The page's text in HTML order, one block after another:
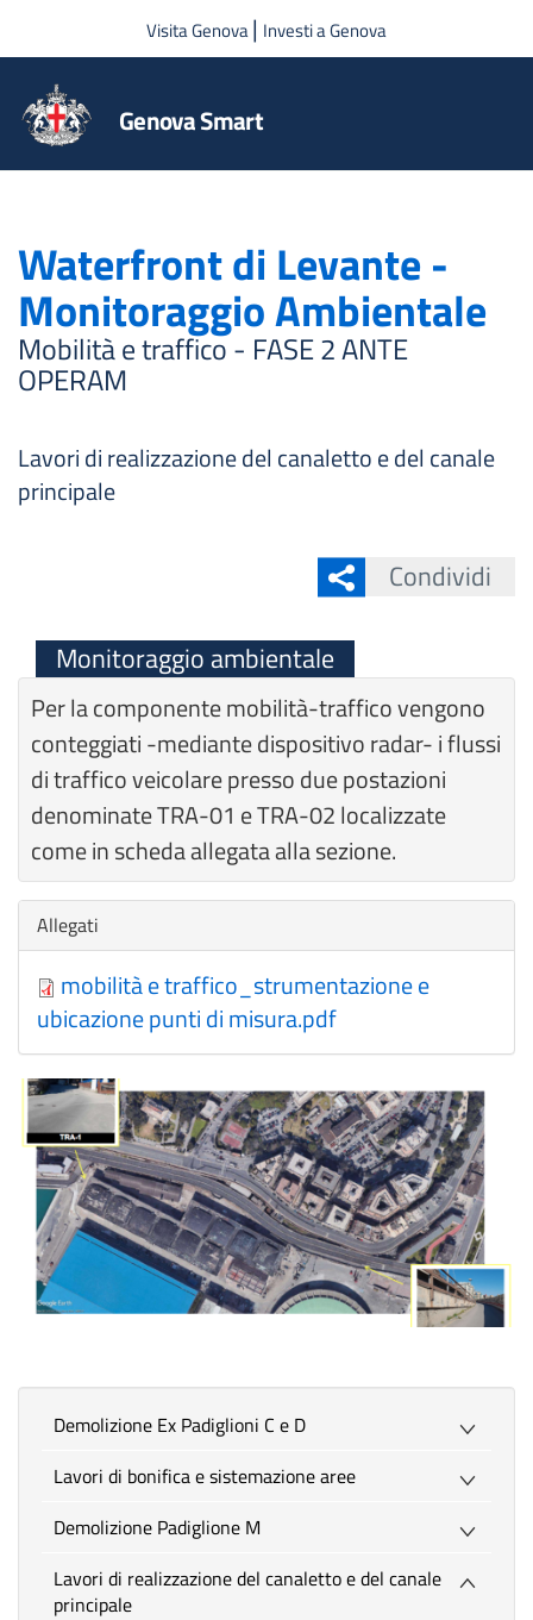
Salta al contenuto principale
Visita Genova| Investi a Genova
Genova Smart
Waterfront di Levante -
Monitoraggio Ambientale
Mobilità e traffico - FASE 2 ANTE
OPERAM
Lavori di realizzazione del canaletto e del canale
principale
Condividi
Monitoraggio ambientale
Per la componente mobilità-traffico vengono
conteggiati -mediante dispositivo radar- i flussi
di traffico veicolare presso due postazioni
denominate TRA-01 e TRA-02 localizzate
come in scheda allegata alla sezione.
Nascondi
Allegati
mobilità e traffico_strumentazione e
ubicazione punti di misura.pdf
Demolizione Ex Padiglioni C e D
Lavori di bonifica e sistemazione aree
Demolizione Padiglione M
Lavori di realizzazione del canaletto e del canale
principale